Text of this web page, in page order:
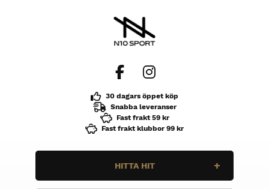
30 dagars öppet köp
Snabba leveranser
Fast frakt 59 kr
Fast frakt klubbor 99 kr
HITTA HIT